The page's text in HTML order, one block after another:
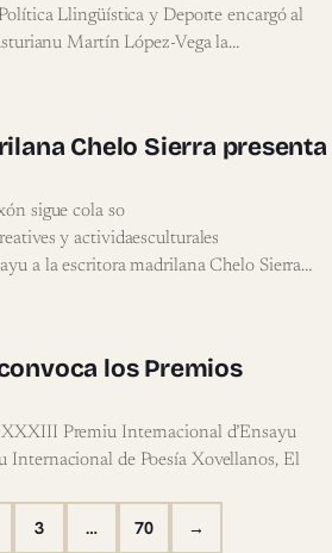
Llingüística y Deporte encargó al
Martín López-Vega la…
Chelo Sierra presenta
sigue cola so
y actividaesculturales
a la escritora madrilana Chelo Sierra
los Premios
XXXIII Premiu Internacional d’Ensayu
Internacional de Poesía Xovellanos, El
3 … 70 →